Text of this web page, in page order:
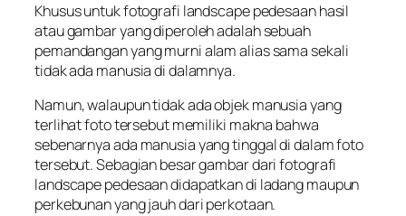
Khusus untuk fotografi landscape pedesaan hasil
atau gambar yang diperoleh adalah sebuah
pemandangan yang murni alam alias sama sekali
tidak ada manusia di dalamnya.
Namun, walaupun tidak ada objek manusia yang
terlihat foto tersebut memiliki makna bahwa
sebenarnya ada manusia yang tinggal di dalam foto
tersebut. Sebagian besar gambar dari fotografi
landscape pedesaan didapatkan di ladang maupun
perkebunan yang jauh dari perkotaan.